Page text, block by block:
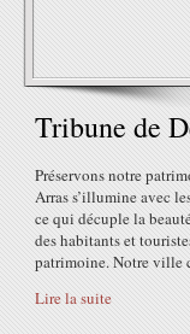
Tribune de
Préservons notre
Arras s’illumine avec
ce qui décuple la
des habitants et
patrimoine. Notre ville
Lire la suite